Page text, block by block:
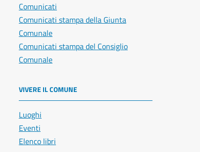
Comunicati
Comunicati stampa della Giunta
Comunale
Comunicati stampa del Consiglio
Comunale
VIVERE IL COMUNE
Luoghi
Eventi
Elenco libri